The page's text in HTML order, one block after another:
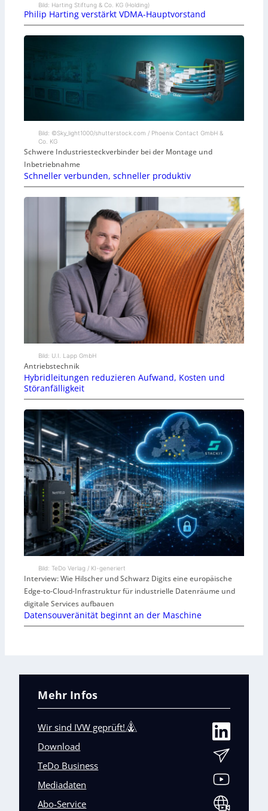
Bild: Harting Stiftung & Co. KG (Holding)
Philip Harting verstärkt VDMA-Hauptvorstand
Bild: ©Sky_light1000/shutterstock.com / Phoenix Contact GmbH &
Co. KG
Schwere Industriesteckverbinder bei der Montage und
Inbetriebnahme
Schneller verbunden, schneller produktiv
Bild: U.I. Lapp GmbH
Antriebstechnik
Hybridleitungen reduzieren Aufwand, Kosten und
Störanfälligkeit
Bild: TeDo Verlag / KI-generiert
Interview: Wie Hilscher und Schwarz Digits eine europäische
Edge-to-Cloud-Infrastruktur für industrielle Datenräume und
digitale Services aufbauen
Datensouveränität beginnt an der Maschine
Mehr Infos
Wir sind IVW geprüft!
Download
TeDo Business
Mediadaten
Abo-Service